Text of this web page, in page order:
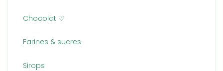
Chocolat ♡
Farines & sucres
Sirops